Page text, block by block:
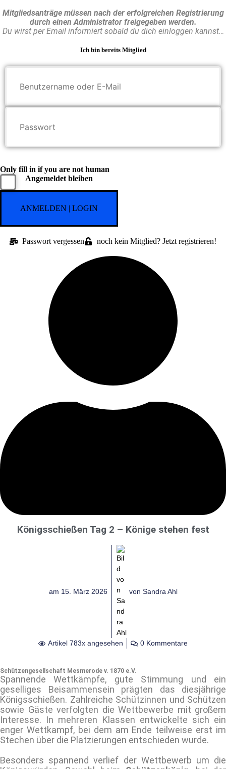
Mitgliedsanträge müssen nach der erfolgreichen Registrierung
durch einen Administrator freigegeben werden.
Du wirst per Email informiert sobald du dich einloggen kannst…
Ich bin bereits Mitglied
Only fill in if you are not human
Angemeldet bleiben
Passwort vergessen noch kein Mitglied? Jetzt registrieren!
Königsschießen Tag 2 – Könige stehen fest
am 15. März 2026 von Sandra Ahl
Artikel 783x angesehen 0 Kommentare
Schützengesellschaft Mesmerode v. 1870 e.V.
Spannende Wettkämpfe, gute Stimmung und ein
geselliges Beisammensein prägten das diesjährige
Königsschießen. Zahlreiche Schützinnen und Schützen
sowie Gäste verfolgten die Wettbewerbe mit großem
Interesse. In mehreren Klassen entwickelte sich ein
enger Wettkampf, bei dem am Ende teilweise erst im
Stechen über die Platzierungen entschieden wurde.
Besonders spannend verlief der Wettbewerb um die